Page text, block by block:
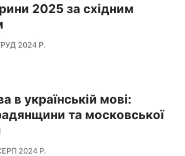
2025 за східним
2024 Р.
в українській мові:
та московської
2024 Р.